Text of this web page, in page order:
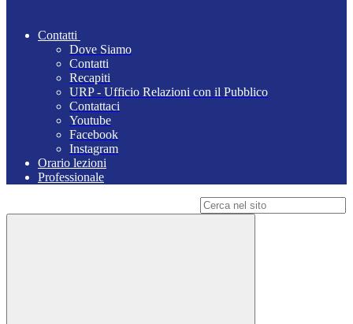
Contatti
Dove Siamo
Contatti
Recapiti
URP - Ufficio Relazioni con il Pubblico
Contattaci
Youtube
Facebook
Instagram
Orario lezioni
Professionale